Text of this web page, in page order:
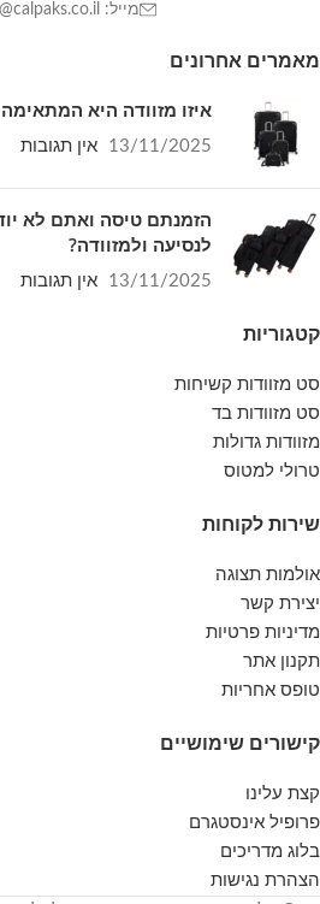
מייל: Service@calpaks.co.il
מאמרים אחרונים
איזו מזוודה היא
13/11/2025 אין תגובות
הזמנתם טיסה ואתם לא
לנסיעה ולמזוודה?
13/11/2025 אין תגובות
קטגוריות
סט מזוודות קשיחות
סט מזוודות בד
מזוודות גדולות
טרולי למטוס
שירות לקוחות
אולמות תצוגה
יצירת קשר
מדיניות פרטיות
תקנון אתר
טופס אחריות
קישורים שימושיים
קצת עלינו
פרופיל אינסטגרם
בלוג מדריכים
הצהרת נגישות